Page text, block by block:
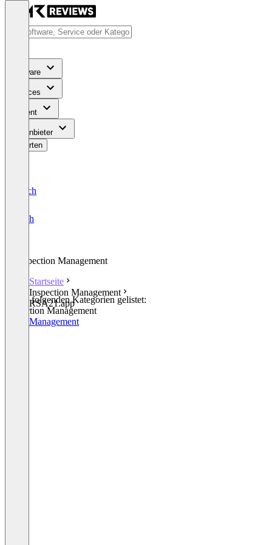
Software
Services
Content
Für Anbieter
Bewerten
Deutsch
English
Inspection Management
Startseite
Inspection Management
RSA21.app
In den folgenden Kategorien gelistet:
Inspection Management
Audit Management